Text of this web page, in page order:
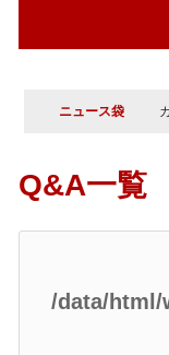
ニュース袋
Q&A一覧
/data/html/